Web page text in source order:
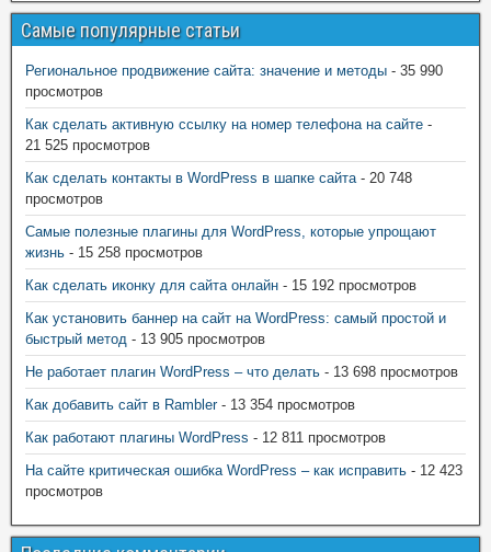
Самые популярные статьи
Региональное продвижение сайта: значение и методы - 35 990
просмотров
Как сделать активную ссылку на номер телефона на сайте -
21 525 просмотров
Как сделать контакты в WordPress в шапке сайта- 20 748
просмотров
Самые полезные плагины для WordPress, которые упрощают
жизнь - 15 258 просмотров
Как сделать иконку для сайта онлайн - 15 192 просмотров
Как установить баннер на сайт на WordPress: самый простой и
быстрый метод - 13 905 просмотров
Не работает плагин WordPress – что делать - 13 698 просмотров
Как добавить сайт в Rambler- 13 354 просмотров
Как работают плагины WordPress - 12 811 просмотров
На сайте критическая ошибка WordPress – как исправить - 12 423
просмотров